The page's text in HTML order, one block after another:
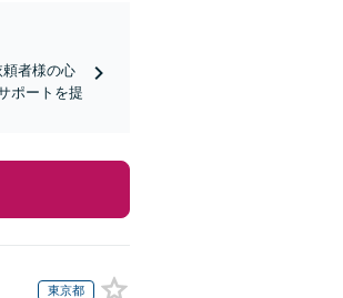
頼者様の心
ポートを提
東京都